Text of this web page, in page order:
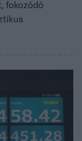
fokozódó